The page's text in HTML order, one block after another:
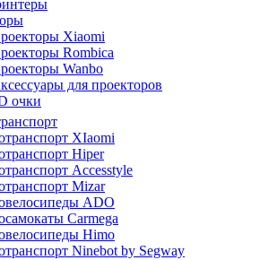
Xiaomi
Rombica
Wanbo
для проекторов
очки
XIaomi
Hiper
Accesstyle
Mizar
ADO
Carmega
Himo
Ninebot by Segway